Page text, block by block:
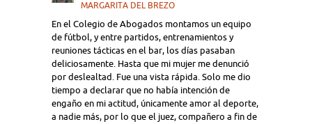
MARGARITA DEL BREZO
En el Colegio de Abogados montamos un equipo
de fútbol, y entre partidos, entrenamientos y
reuniones tácticas en el bar, los días pasaban
deliciosamente. Hasta que mi mujer me denunció
por deslealtad. Fue una vista rápida. Solo me dio
tiempo a declarar que no había intención de
engaño en mi actitud, únicamente amor al deporte,
a nadie más, por lo que el juez, compañero a fin de